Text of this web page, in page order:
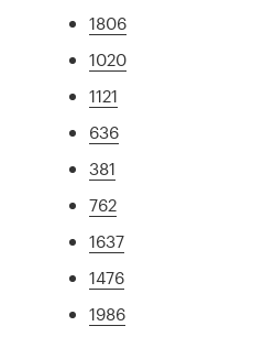
1806
1020
1121
636
381
762
1637
1476
1986